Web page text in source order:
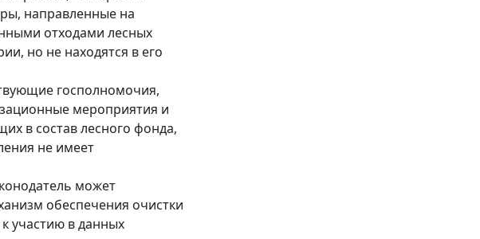
направленные на
отходами лесных
но не находятся в его
госполномочия,
мероприятия и
в состав лесного фонда,
не имеет
может
обеспечения очистки
участию в данных